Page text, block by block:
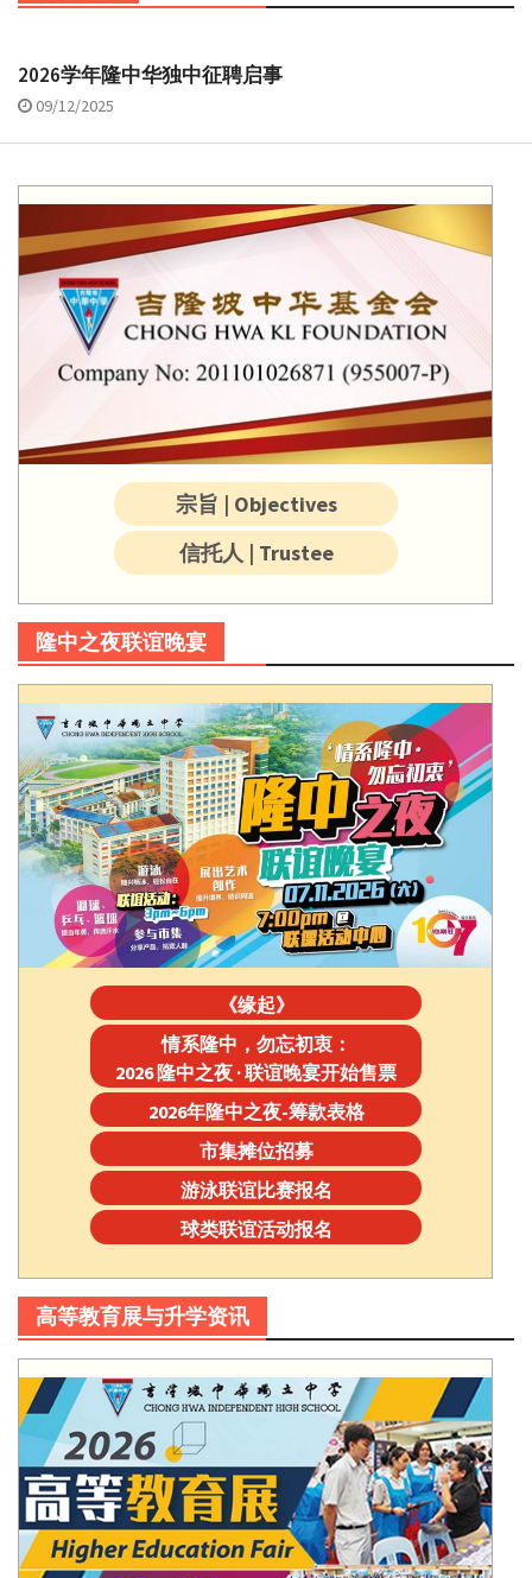
2026学年隆中华独中征聘启事
09/12/2025
宗旨 | Objectives
信托人 | Trustee
隆中之夜联谊晚宴
《缘起》
情系隆中，勿忘初衷：
2026 隆中之夜 · 联谊晚宴开始售票
2026年隆中之夜-筹款表格
市集摊位招募
游泳联谊比赛报名
球类联谊活动报名
高等教育展与升学资讯